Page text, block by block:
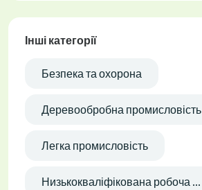
Інші категорії
Безпека та охорона
Деревообробна промисловість
Легка промисловість
Низькокваліфікована робоча ...